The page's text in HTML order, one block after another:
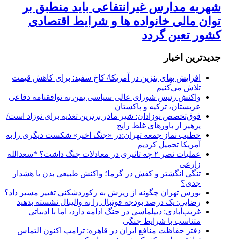
شهریه مدارس غیرانتفاعی باید منطبق بر
توان مالی خانواده ها و شرایط اقتصادی
کشور تعین گردد
جديدترين اخبار
افزایش بهای بنزین در آمریکا/ کاخ سفید: برای کاهش قیمت
تلاش می‌کنیم
واکنش رئیس شورای عالی سیاسی یمن به توافقنامه دفاعی
عربستان، ترکیه و پاکستان
فوق‌تخصص نوزادان: شیر مادر برترین تغذیه برای نوزاد است/
پرهیز از باورهای غلط رایج
خطیب نماز جمعه تهران:در «جنگ اخیر» شکست دیگری را به
آمریکا تحمیل کردیم
عملیات نصر ۲ چه تاثیری در معادلات جنگ داشت؟ *سعدالله
زارعی
تنگی انگشتر و کفش در گرما؛ واکنش طبیعی بدن یا هشدار
جدی؟
بورس تهران چگونه از ریزش به رکوردشکنی تغییر مسیر داد؟
رضایی: یک درصد بودجه فوتبال را به والیبال نشسته بدهید
غریب‌آبادی: دیپلماسی در جنگ ادامه دارد، اما با ادبیاتی
متناسب با شرایط جنگی
دفتر حفاظت منافع ایران در قاهره: ترامپ اکنون التماس